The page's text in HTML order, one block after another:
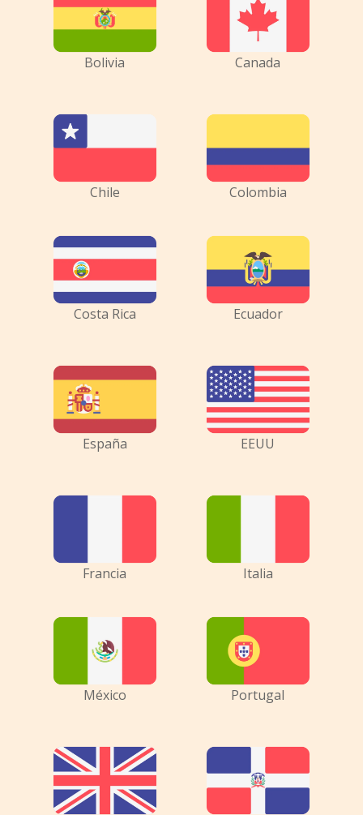
Bolivia Canada
Chile Colombia
Costa Rica Ecuador
España EEUU
Francia Italia
México Portugal